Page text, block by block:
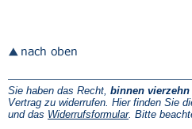
Sie haben das Recht, binnen vierzehn
Vertrag zu widerrufen. Hier finden Sie
und das Widerrufsformular(Öffnet
. Bitte